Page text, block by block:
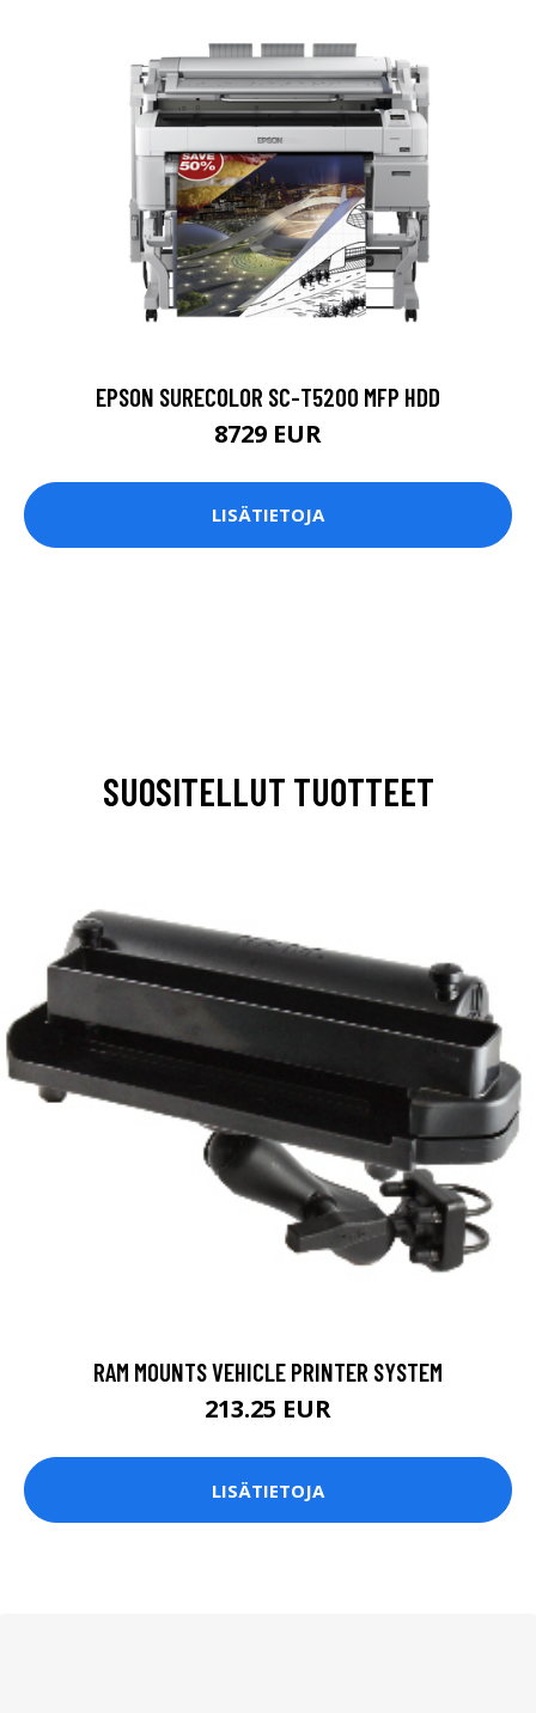
EPSON SURECOLOR SC-T5200 MFP HDD
8729 EUR
LISÄTIETOJA
SUOSITELLUT TUOTTEET
RAM MOUNTS VEHICLE PRINTER SYSTEM
213.25 EUR
LISÄTIETOJA